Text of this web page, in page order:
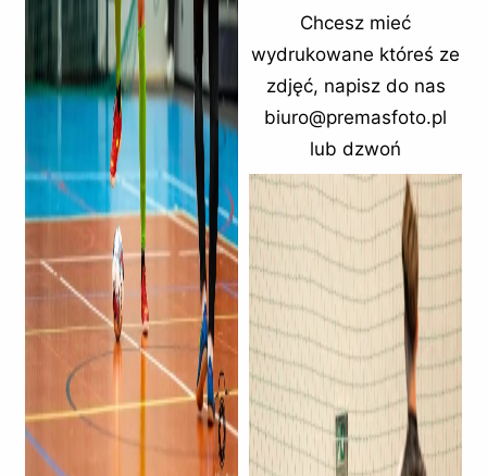
Chcesz mieć
wydrukowane któreś ze
zdjęć, napisz do nas
biuro@premasfoto.pl
lub dzwoń